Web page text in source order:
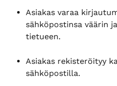
Asiakas varaa
sähköpostinsa väärin
tietueen.
Asiakas rekisteröityy
sähköpostilla.